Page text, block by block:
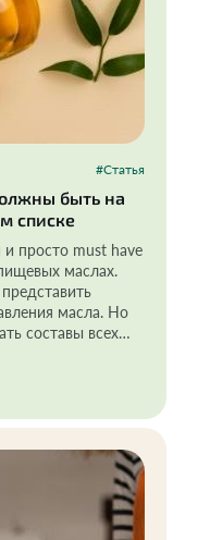
#Статья
быть на
списке
и просто must have
маслах.
масла. Но
составы всех
в том числе от
они не так
кажутся.